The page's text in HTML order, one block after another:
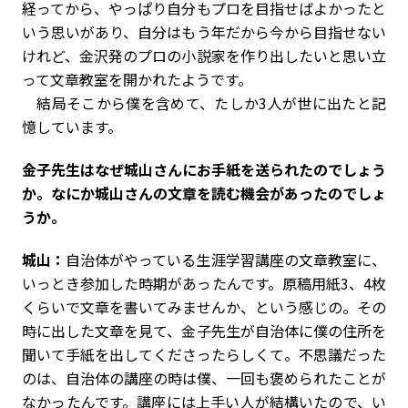
経ってから、やっぱり自分もプロを目指せばよかったと
いう思いがあり、自分はもう年だから今から目指せない
けれど、金沢発のプロの小説家を作り出したいと思い立
って文章教室を開かれたようです。
結局そこから僕を含めて、たしか3人が世に出たと記
憶しています。
――金子先生はなぜ城山さんにお手紙を送られたのでしょう
か。なにか城山さんの文章を読む機会があったのでしょ
うか。
城山： 自治体がやっている生涯学習講座の文章教室に、
いっとき参加した時期があったんです。原稿用紙3、4枚
くらいで文章を書いてみませんか、という感じの。その
時に出した文章を見て、金子先生が自治体に僕の住所を
聞いて手紙を出してくださったらしくて。不思議だった
のは、自治体の講座の時は僕、一回も褒められたことが
なかったんです。講座には上手い人が結構いたので、い